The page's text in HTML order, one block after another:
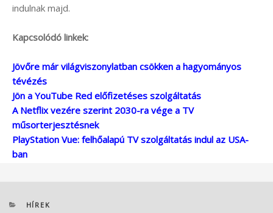
indulnak majd.
Kapcsolódó linkek:
Jövőre már világviszonylatban csökken a hagyományos
tévézés
Jön a YouTube Red előfizetéses szolgáltatás
A Netflix vezére szerint 2030-ra vége a TV
műsorterjesztésnek
PlayStation Vue: felhőalapú TV szolgáltatás indul az USA-
ban
KATEGÓRIÁK
HÍREK